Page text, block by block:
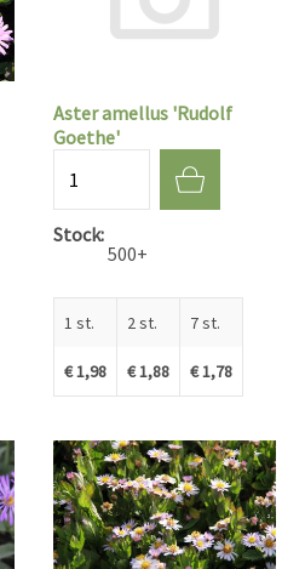
Aster amellus 'Rudolf
Goethe'
Stock
500+
1 st.
€ 1,98
2 st.
€ 1,88
7 st.
€ 1,78